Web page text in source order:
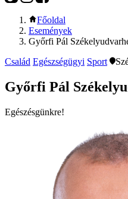
Főoldal
Események
Győrfi Pál
Család Egészségügyi Sport
Győrfi Pál
Egészésgünkre!